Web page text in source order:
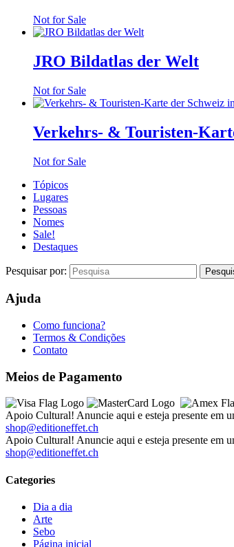
Not for Sale
JRO Bildatlas der Welt
Not for Sale
Verkehrs- & Touristen-
Not for Sale
Tópicos
Lugares
Pessoas
Nomes
Sale!
Destaques
Pesquisar por:
Ajuda
Como funciona?
Termos & Condições
Contato
Meios de Pagamento
Apoio Cultural! Anuncie aqui e esteja presente em
shop@editioneffet.ch
Apoio Cultural! Anuncie aqui e esteja presente em
shop@editioneffet.ch
Categories
Dia a dia
Arte
Sebo
Página inicial